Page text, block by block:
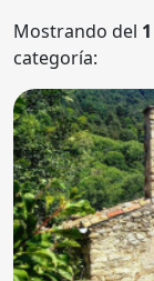
Mostrando del 1
categoría: